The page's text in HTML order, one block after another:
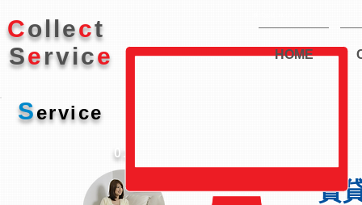
Collect
Service HOME
Service
01
賃